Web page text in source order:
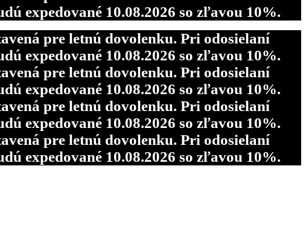
expedované 10.08.2026 so zľavou 10%.
pre letnú dovolenku. Pri odosielaní
expedované 10.08.2026 so zľavou 10%.
pre letnú dovolenku. Pri odosielaní
expedované 10.08.2026 so zľavou 10%.
pre letnú dovolenku. Pri odosielaní
expedované 10.08.2026 so zľavou 10%.
pre letnú dovolenku. Pri odosielaní
expedované 10.08.2026 so zľavou 10%.